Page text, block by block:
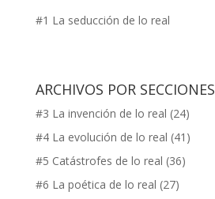
#1 La seducción de lo real
ARCHIVOS POR SECCIONES
#3 La invención de lo real (24)
#4 La evolución de lo real (41)
#5 Catástrofes de lo real (36)
#6 La poética de lo real (27)